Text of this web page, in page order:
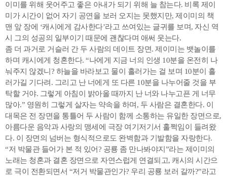
이미를 위해 웃어주고 좋은 아내가 되기 위해 늘 참는다. 비록 제이
미가 시간이 없어 자기 공연을 보러 오지는 못했지만, 제이미의 책
맨 앞 장에 ‘캐시에게 감사한다’라고 쓰여있는 글귀를 보며, 자신 역
시 그의 성공의 일부이기 때문에 괜찮다며 애써 웃는다.
좀 더 과거로 거슬러 간 두 사람의 데이트 장면. 제이미는 뱃놀이를
하며 캐시에게 청혼한다. “나에게 지금 너의 인생 10분을 온전히 나
눠주지 않겠니? 하늘을 바라보고 물이 흘러가는 걸 보며 10분이 흘
러가길 기다려. 그리고 난 너에게 또 다른 10분을 나누어줄 것을 부
탁할 거야. 그렇게 아침이 밝아올 때까지 난 너와 나누고픈 게 너무
많아.” 영원히 그렇게 살자는 약속을 하며, 두 사람은 결혼한다. 이
대목은 전 장면을 통틀어 두 사람이 함께 소통하는 유일한 장면으로,
아름다운 음악과 사랑의 맹세에 극장 여기저기서 훌쩍임이 들려왔
다. 이 장면의 넘버는 형식적으로도 완벽함과 기발함을 자랑한다.
“저 박물관 들어가 본 적 있어? 공룡 좀 만나봐야지”라는 제이미의
노래는 청혼과 결혼 장면으로 자연스럽게 연결되고, 캐시의 시간으
로 극이 전환되면서 “저거 박물관인가? 우리 공룡 보러 갈까?”라고